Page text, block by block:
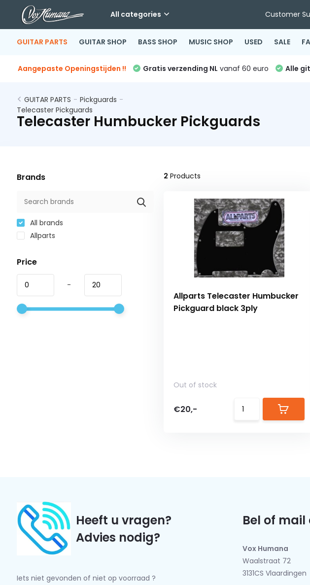
All categories Customer
GUITAR PARTS GUITAR SHOP BASS SHOP MUSIC SHOP USED SALE
Aangepaste Openingstijden !! Gratis verzending NL vanaf 60 euro Alle
GUITAR PARTS - Pickguards -
Telecaster Pickguards
Telecaster Humbucker Pickguards
Brands
All brands
Allparts
Price
-
2 Products
Allparts Telecaster Humbucker
Pickguard black 3ply
Out of stock
€20,-
Heeft u vragen?
Advies nodig?
Iets niet gevonden of niet op voorraad ?
Bel of mail
Vox Humana
Waalstraat 72
3131CS Vlaardingen